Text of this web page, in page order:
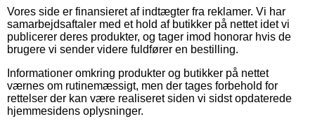
Vores side er finansieret af indtægter fra reklamer. Vi har
samarbejdsaftaler med et hold af butikker på nettet idet vi
publicerer deres produkter, og tager imod honorar hvis de
brugere vi sender videre fuldfører en bestilling.
Informationer omkring produkter og butikker på nettet
værnes om rutinemæssigt, men der tages forbehold for
rettelser der kan være realiseret siden vi sidst opdaterede
hjemmesidens oplysninger.